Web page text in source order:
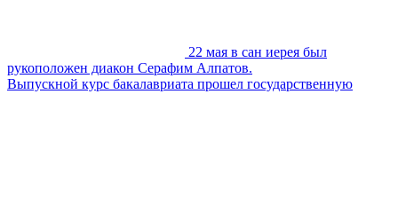
22 мая в сан иерея был
рукоположен диакон Серафим Алпатов.
Выпускной курс бакалавриата прошел государственную